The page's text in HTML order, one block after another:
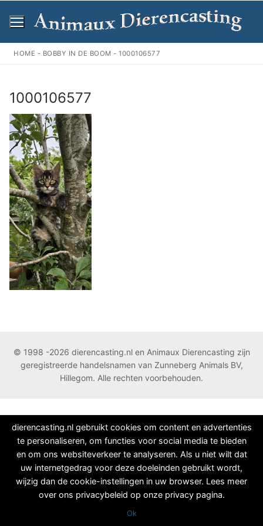
naar
inhoud
HOME - BOBBY IN DE BOOM -1000106577
1000106577
© 1998 -2026 dierencasting.nl en Animaux Dierencasting zijn
geregistreerde handelsnamen van Zunneberg Animals BV,
Hillegom. Alle rechten voorbehouden.
dierencasting.nl gebruikt cookies om content en advertenties
te personaliseren, om functies voor social media te bieden
en om ons websiteverkeer te analyseren. Als u niet wilt dat
uw internetgedrag voor deze doeleinden gebruikt wordt,
wijzig dan de cookie-instellingen in uw browser. Lees meer
over ons privacybeleid op onze privacy pagina.
Ok